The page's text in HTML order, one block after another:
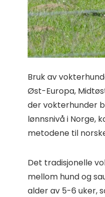
Bruk av
Øst-Europa,
der vokterhunder
lønnsnivå i Norge,
metodene til
Det tradisjonelle
mellom hund og
alder av 5-6 uker,